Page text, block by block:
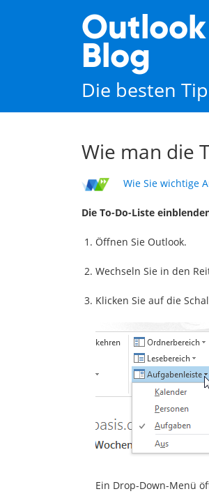
Outlook
Blog
Die besten
Wie man die
Wie Sie wichtige
Die To-Do-Liste
Öffnen Sie Outlook.
Wechseln Sie in den
Klicken Sie auf die
Ein Drop-Down-Menü